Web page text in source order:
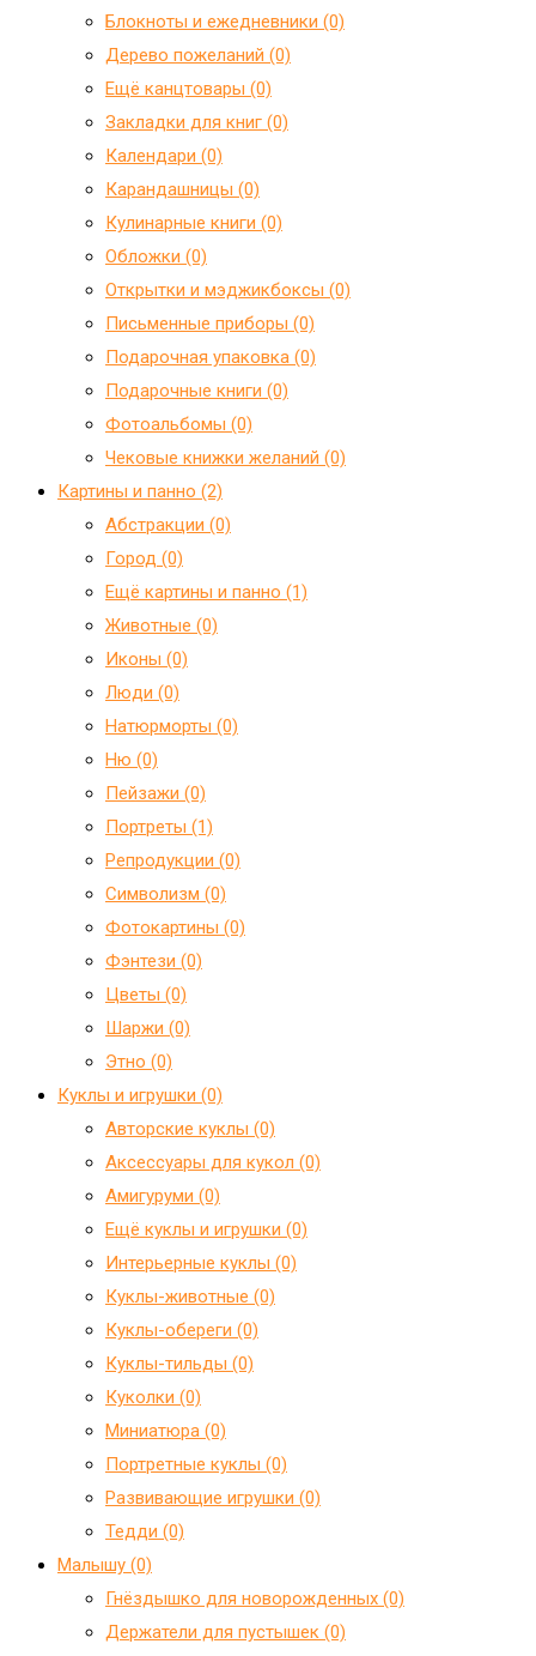
Блокноты и ежедневники (0)
Дерево пожеланий (0)
Ещё канцтовары (0)
Закладки для книг (0)
Календари (0)
Карандашницы (0)
Кулинарные книги (0)
Обложки (0)
Открытки и мэджикбоксы (0)
Письменные приборы (0)
Подарочная упаковка (0)
Подарочные книги (0)
Фотоальбомы (0)
Чековые книжки желаний (0)
Картины и панно (2)
Абстракции (0)
Город (0)
Ещё картины и панно (1)
Животные (0)
Иконы (0)
Люди (0)
Натюрморты (0)
Ню (0)
Пейзажи (0)
Портреты (1)
Репродукции (0)
Символизм (0)
Фотокартины (0)
Фэнтези (0)
Цветы (0)
Шаржи (0)
Этно (0)
Куклы и игрушки (0)
Авторские куклы (0)
Аксессуары для кукол (0)
Амигуруми (0)
Ещё куклы и игрушки (0)
Интерьерные куклы (0)
Куклы-животные (0)
Куклы-обереги (0)
Куклы-тильды (0)
Куколки (0)
Миниатюра (0)
Портретные куклы (0)
Развивающие игрушки (0)
Тедди (0)
Малышу (0)
Гнёздышко для новорожденных (0)
Держатели для пустышек (0)